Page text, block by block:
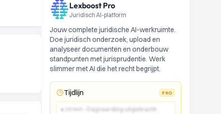
Lexboost Pro
Juridisch AI-platform
Jouw complete juridische AI-werkruimte.
Doe juridisch onderzoek, upload en
analyseer documenten en onderbouw
standpunten met jurisprudentie. Werk
slimmer met AI die het recht begrijpt.
Tijdlijn PRO
● 15 mrt - Dagvaarding uitgebracht